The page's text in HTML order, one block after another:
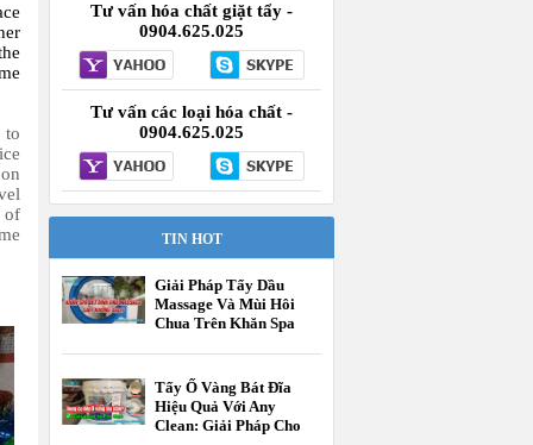
of
Tư vấn hóa chất giặt tẩy -
0904.625.025
Tư vấn các loại hóa chất -
0904.625.025
TIN HOT
Giải Pháp Tẩy Dầu
Massage Và Mùi Hôi
Chua Trên Khăn Spa
Tẩy Ố Vàng Bát Đĩa
Hiệu Quả Với Any
Clean: Giải Pháp Cho